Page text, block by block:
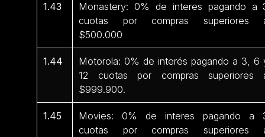
1.43
Monastery: 0% de interes pagando a
cuotas por compras superiores
$500.000
1.44
Motorola: 0% de interés pagando a 3, 6
12 cuotas por compras superiores
$999.900.
1.45
Movies: 0% de interes pagando a
cuotas por compras superiores